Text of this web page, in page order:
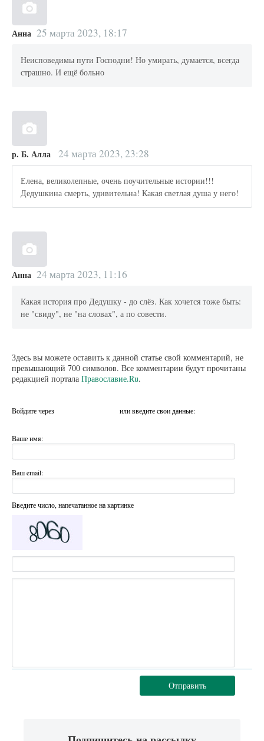
Анна 25 марта 2023, 18:17
Неисповедимы пути Господни! Но умирать, думается, всегда
страшно. И ещё больно
р. Б. Алла 24 марта 2023, 23:28
Елена, великолепные, очень поучительные истории!!!
Дедушкина смерть, удивительна! Какая светлая душа у него!
Анна 24 марта 2023, 11:16
Какая история про Дедушку - до слёз. Как хочется тоже быть:
не "свиду", не "на словах", а по совести.
Здесь вы можете оставить к данной статье свой комментарий, не
превышающий 700 символов. Все комментарии будут прочитаны
редакцией портала Православие.Ru.
Войдите через или введите свои данные:
Ваше имя:
Ваш email:
Введите число, напечатанное на картинке
Отправить